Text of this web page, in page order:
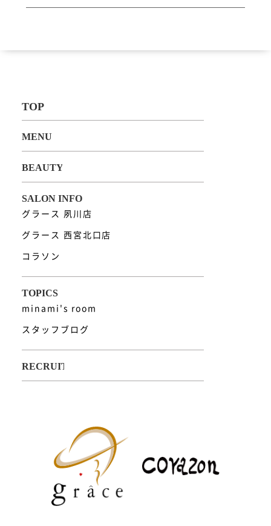
グラース 夙川店
グラース 西宮北口店
コラソン
minami's room
スタッフブログ